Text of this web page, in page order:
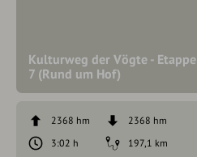
Kulturweg der Vögte - Etappe
7 (Rund um Hof)
2368 hm
2368 hm
3:02 h
197,1 km